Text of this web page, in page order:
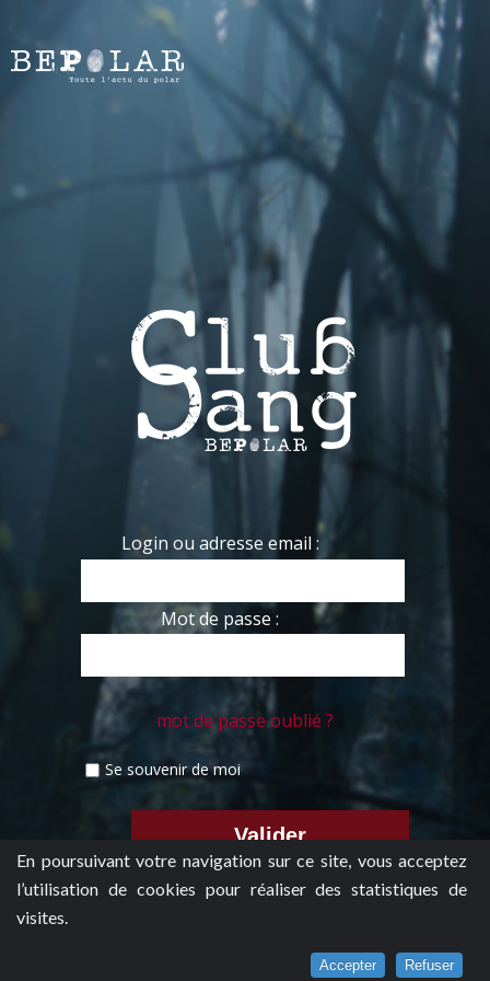
En poursuivant votre navigation sur ce site, vous acceptez
l’utilisation de cookies pour réaliser des statistiques de
visites.
Accepter Refuser
Login ou adresse email :
Mot de passe :
mot de passe oublié ?
Se souvenir de moi